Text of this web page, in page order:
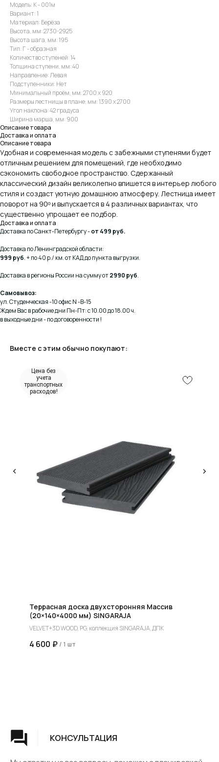
Модель: К - 001м
Вариант: 1
Материал: Берёза
Высота, мм: 2730-2925
Высота шага, мм: 195
Тип: Г - образная
Количество ступеней: 14
Толщина ступени, мм: 40
Направление: Левая
Подступенники: Нет
Минимальный проём, мм: 2700 х 920
Размеры лестницы в плане, мм: 1390 х 2700
Угол наклона: 42 градуса
Ширина марша, мм: 900
Описание товара
Доставка и оплата
Описание товара
Удобная и современная модель с забежными ступенями будет
отличным решением для помещений, где необходимо
сэкономить свободное пространство. Сдержанный
классический дизайн великолепно впишется в интерьер любого
стиля и создаст уютную домашнюю атмосферу. Лестница имеет
поворот на 90ᵒ и выпускается в 4 различных вариантах, что
существенно упрощает ее подбор.
Доставка и оплата
Доставка по Санкт-Петербургу -от 499 руб.
Доставка по Ленинградской области:
999 руб. + по 40 р./ км. от КАД до пункта выгрузки.
Доставка в регионы России на сумму от2990 руб.
Самовывоз:
ул. Студенческая -10 офис N -В-15
Ждем Вас в рабочие дни Пн-Пт: с 10.00 до 18.00 ч.
в выходные дни - по договоренности !
Вместе с этим обычно покупают:
Цена без
учета
транспортных
расходов!
Террасная доска двухсторонняя Массив
(20×140×4000 мм) SINGARAJA
VELVET+3D WOOD, PG, коллекция SINGARAJA, ДПК
4 600 ₽ / 1 шт
Опытные специалисты помогут Вам с дизайном
проекта, подберут нужные материалы и крепежи
ДИЗАЙН
Мы ответим на все вопросы, поможем с планировкой,
бюджетом и организацией вашего проекта
О компании
Мебель